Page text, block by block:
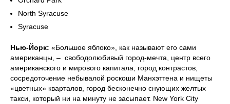
North Syracuse
Syracuse
Нью-Йорк: «Большое яблоко», как называют его сами
американцы, – свободолюбивый город-мечта, центр всего
американского и мирового капитала, город контрастов,
сосредоточение небывалой роскоши Манхэттена и нищеты
«цветных» кварталов, город бесконечно снующих желтых
такси, который ни на минуту не засыпает. New York City